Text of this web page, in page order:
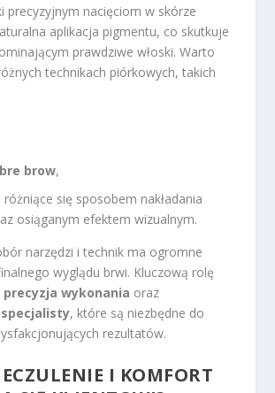
precyzyjnym nacięciom w skórze
aplikacja pigmentu, co skutkuje
prawdziwe włoski. Warto
technikach piórkowych, takich
brow,
różniące się sposobem nakładania
osiąganym efektem wizualnym.
narzędzi i technik ma ogromne
wyglądu brwi. Kluczową rolę
precyzja wykonania oraz
, które są niezbędne do
rezultatów.
I KOMFORT